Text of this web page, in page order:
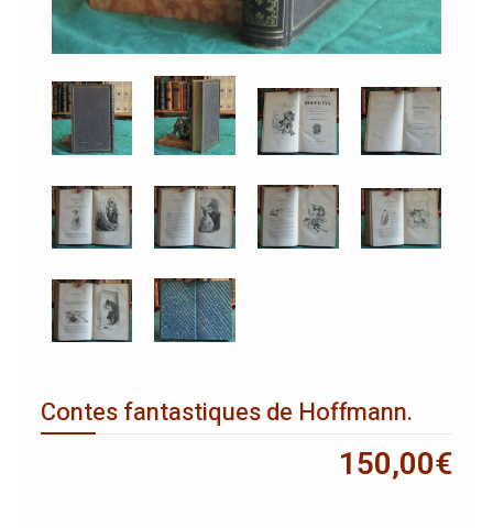
Contes fantastiques de Hoffmann.
150,00€